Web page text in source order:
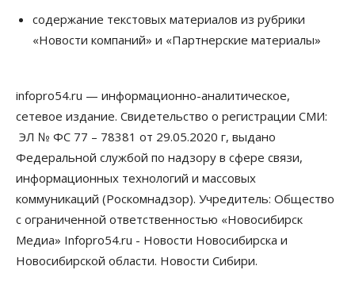
содержание текстовых материалов из рубрики
«Новости компаний» и «Партнерские материалы»
infopro54.ru — информационно-аналитическое,
сетевое издание. Свидетельство о регистрации СМИ:
ЭЛ № ФС 77 – 78381 от 29.05.2020 г, выдано
Федеральной службой по надзору в сфере связи,
информационных технологий и массовых
коммуникаций (Роскомнадзор). Учредитель: Общество
с ограниченной ответственностью «Новосибирск
Медиа» Infopro54.ru - Новости Новосибирска и
Новосибирской области. Новости Сибири.